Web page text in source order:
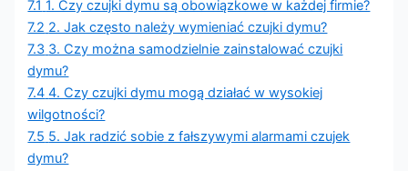
7.1 1. Czy czujki dymu są obowiązkowe w każdej firmie?
7.2 2. Jak często należy wymieniać czujki dymu?
7.3 3. Czy można samodzielnie zainstalować czujki
dymu?
7.4 4. Czy czujki dymu mogą działać w wysokiej
wilgotności?
7.5 5. Jak radzić sobie z fałszywymi alarmami czujek
dymu?